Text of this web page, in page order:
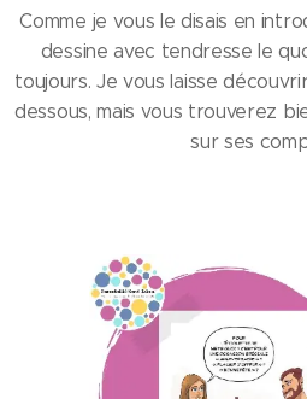
Comme je vous le disais en
dessine avec tendresse le
toujours. Je vous laisse
dessous, mais vous trouverez
sur ses